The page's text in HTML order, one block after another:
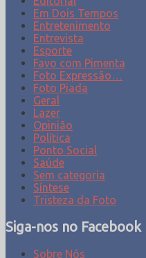
Em Dois Tempos
Entretenimento
Entrevista
Esporte
Favo com Pimenta
Foto Expressão…
Foto Piada
Geral
Lazer
Opinião
Política
Ponto Social
Saúde
Sem categoria
Síntese
Tristeza da Foto
Siga-nos no Facebook
Sobre Nós